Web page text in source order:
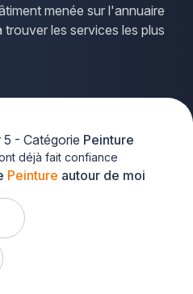
menée sur l'annuaire
les services les plus
Peinture autour de moi
- Catégorie Peinture
déjà fait confiance